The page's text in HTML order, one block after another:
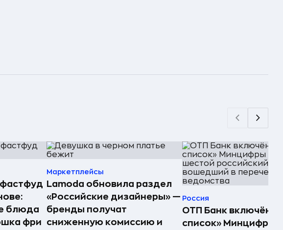
фастфуд
блюда
фри
Маркетплейсы
Lamoda обновила раздел
«Российские дизайнеры» —
бренды получат
сниженную комиссию и
Россия
ОТП Банк включён в
список» Минцифры